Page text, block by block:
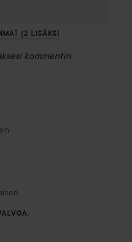
(2 LISÄKSI
kommentin
sitten